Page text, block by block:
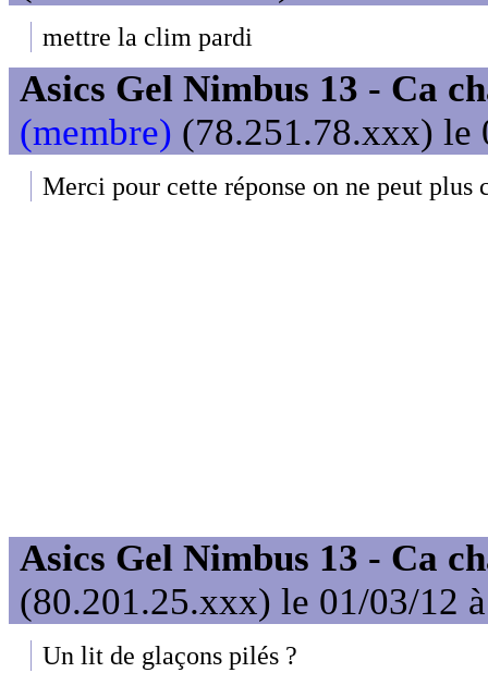
mettre la clim pardi
Asics Gel Nimbus 13 - Ca
(membre) (78.251.78.xxx) le
Merci pour cette réponse on ne peut plus
Asics Gel Nimbus 13 - Ca
(80.201.25.xxx) le 01/03/12
Un lit de glaçons pilés ?